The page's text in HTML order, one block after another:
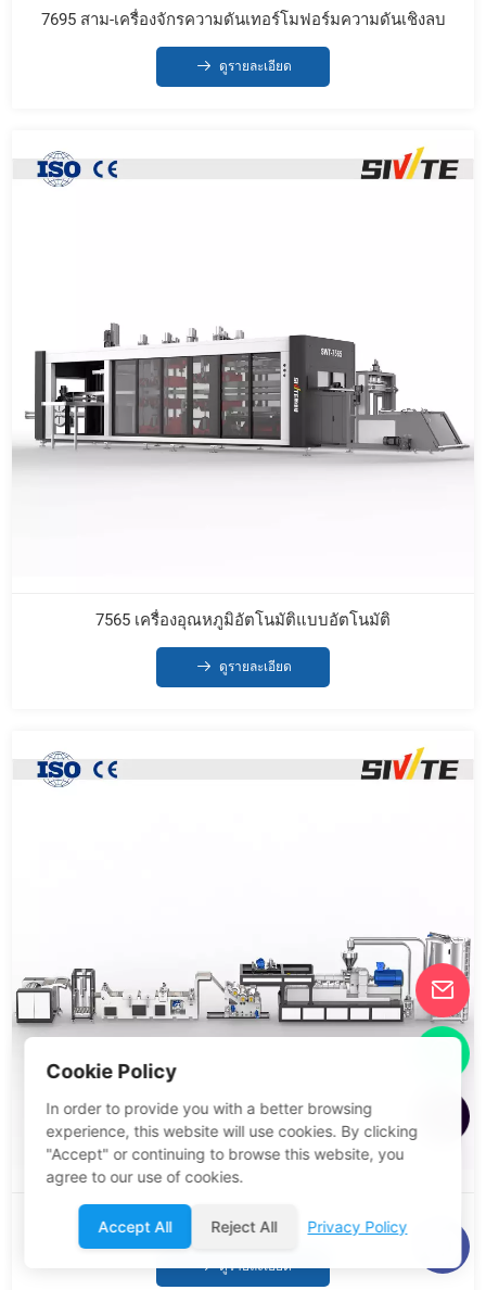
7695 สาม-เครื่องจักรความดันเทอร์โมฟอร์มความดันเชิงลบ
ดูรายละเอียด
7565 เครื่องอุณหภูมิอัตโนมัติแบบอัตโนมัติ
ดูรายละเอียด
75 PET TWIN STREET SHEET SETRUMEN LINE
ดูรายละเอียด
Cookie Policy
In order to provide you with a better browsing
experience, this website will use cookies. By clicking
"Accept" or continuing to browse this website, you
agree to our use of cookies.
Accept All Reject All Privacy Policy